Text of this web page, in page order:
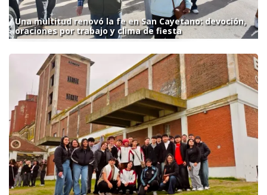
Una multitud renovó la fe en San Cayetano: devoción,
oraciones por trabajo y clima de fiesta